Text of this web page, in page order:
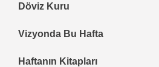
Döviz Kuru
Vizyonda Bu Hafta
Haftanın Kitapları